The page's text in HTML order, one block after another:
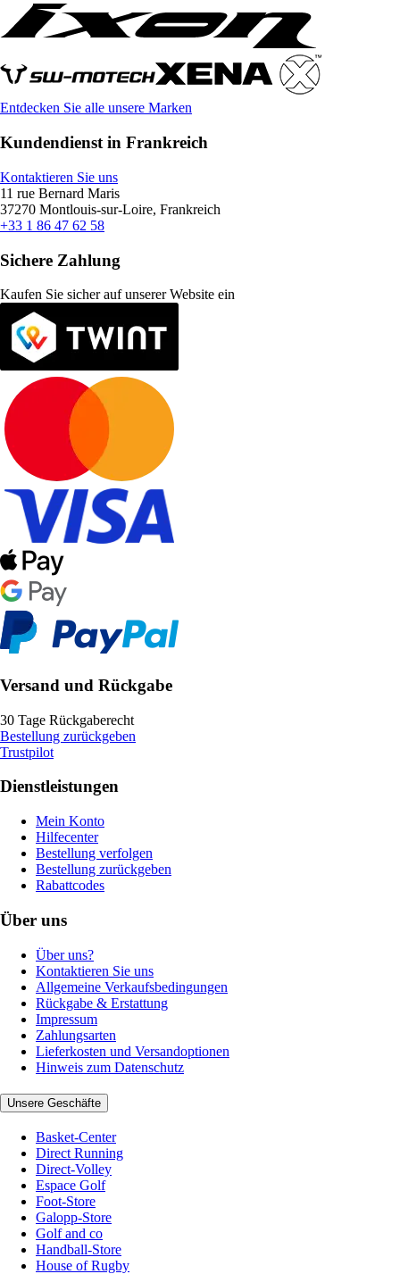
Entdecken Sie alle unsere Marken
Kundendienst in Frankreich
Kontaktieren Sie uns
11 rue Bernard Maris
37270 Montlouis-sur-Loire, Frankreich
+33 1 86 47 62 58
Sichere Zahlung
Kaufen Sie sicher auf unserer Website ein
Versand und Rückgabe
30 Tage Rückgaberecht
Bestellung zurückgeben
Trustpilot
Dienstleistungen
Mein Konto
Hilfecenter
Bestellung verfolgen
Bestellung zurückgeben
Rabattcodes
Über uns
Über uns?
Kontaktieren Sie uns
Allgemeine Verkaufsbedingungen
Rückgabe & Erstattung
Impressum
Zahlungsarten
Lieferkosten und Versandoptionen
Hinweis zum Datenschutz
Unsere Geschäfte
Basket-Center
Direct Running
Direct-Volley
Espace Golf
Foot-Store
Galopp-Store
Golf and co
Handball-Store
House of Rugby